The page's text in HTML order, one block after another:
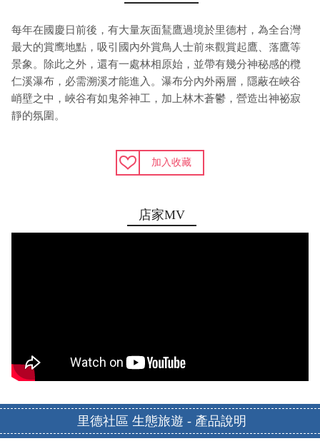
每年在國慶日前後，有大量灰面鵟鷹過境於里德村，為全台灣
最大的賞鹰地點，吸引國內外賞鳥人士前來觀賞起鷹、落鷹等
景象。除此之外，還有一處林相原始，並帶有幾分神秘感的欖
仁溪瀑布，必需溯溪才能進入。瀑布分內外兩層，隱蔽在峽谷
峭壁之中，峽谷有如鬼斧神工，加上林木蒼鬱，營造出神祕寂
靜的氛圍。
加入收藏
店家MV
里德社區 生態旅遊 - 產品說明